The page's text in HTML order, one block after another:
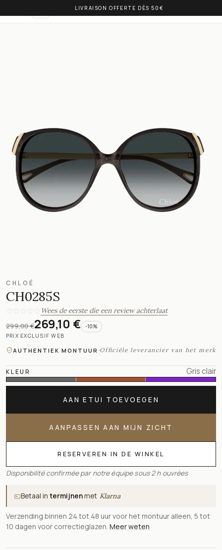
LIVRAISON OFFERTE DÈS 50€
OLIVIA BALM
CHLOÉ
CH0285S
Wees de eerste die een review achterlaat
299,00 €269,10 € -10%
PRIX EXCLUSIF WEB
AUTHENTIEK MONTUUR ·Officiële leverancier van het merk
KLEUR Gris clair
AAN ETUI TOEVOEGEN
AANPASSEN AAN MIJN ZICHT
RESERVEREN IN DE WINKEL
Disponibilité confirmée par notre équipe sous 2 h ouvrées
Betaal intermijnenmet Klarna
Verzending binnen 24 tot 48 uur voor het montuur alleen, 5 tot
10 dagen voor correctieglazen. Meer weten